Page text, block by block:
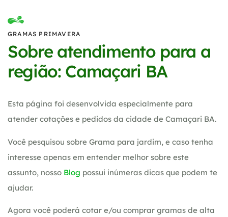
GRAMAS PRIMAVERA
Sobre atendimento para a
região: Camaçari BA
Esta página foi desenvolvida especialmente para
atender cotações e pedidos da cidade de Camaçari BA.
Você pesquisou sobre Grama para jardim, e caso tenha
interesse apenas em entender melhor sobre este
assunto, nosso Blog possui inúmeras dicas que podem te
ajudar.
Agora você poderá cotar e/ou comprar gramas de alta